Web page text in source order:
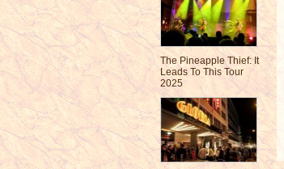
The Pineapple Thief: It
Leads To This Tour
2025